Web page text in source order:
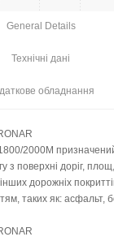
General Details
Технічні дані
обладнання
2000M
з поверхні доріг, площ,
дорожніх
таких як: асфальт,